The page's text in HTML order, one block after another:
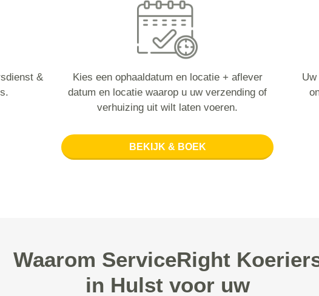
&
Kies een ophaaldatum en locatie + aflever
datum en locatie waarop u uw verzending of
verhuizing uit wilt laten voeren.
BEKIJK & BOEK
Waarom ServiceRight
in Hulst voor uw